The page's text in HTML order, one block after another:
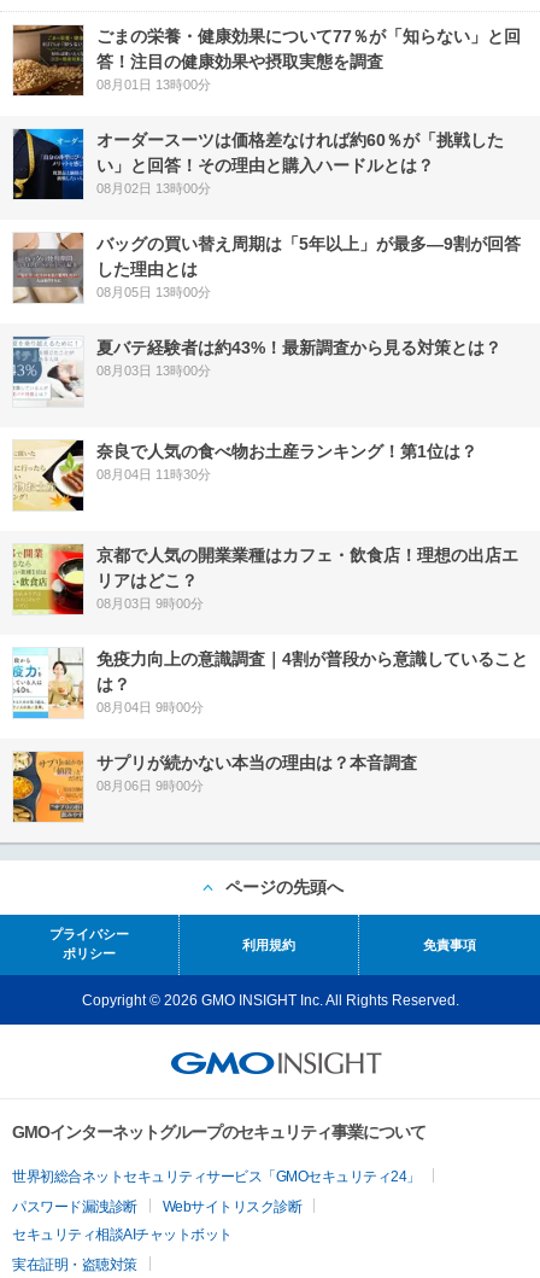
ごまの栄養・健康効果について77％が「知らない」と回
答！注目の健康効果や摂取実態を調査
08月01日 13時00分
オーダースーツは価格差なければ約60％が「挑戦した
い」と回答！その理由と購入ハードルとは？
08月02日 13時00分
バッグの買い替え周期は「5年以上」が最多―9割が回答
した理由とは
08月05日 13時00分
夏バテ経験者は約43%！最新調査から見る対策とは？
08月03日 13時00分
奈良で人気の食べ物お土産ランキング！第1位は？
08月04日 11時30分
京都で人気の開業業種はカフェ・飲食店！理想の出店エ
リアはどこ？
08月03日 9時00分
免疫力向上の意識調査｜4割が普段から意識していること
は？
08月04日 9時00分
サプリが続かない本当の理由は？本音調査
08月06日 9時00分
ページの先頭へ
プライバシー
ポリシー
利用規約 免責事項
Copyright © 2026 GMO INSIGHT Inc. All Rights Reserved.
GMOインターネットグループのセキュリティ事業について
世界初総合ネットセキュリティサービス「GMOセキュリティ24」
パスワード漏洩診断
Webサイトリスク診断
セキュリティ相談AIチャットボット
実在証明・盗聴対策